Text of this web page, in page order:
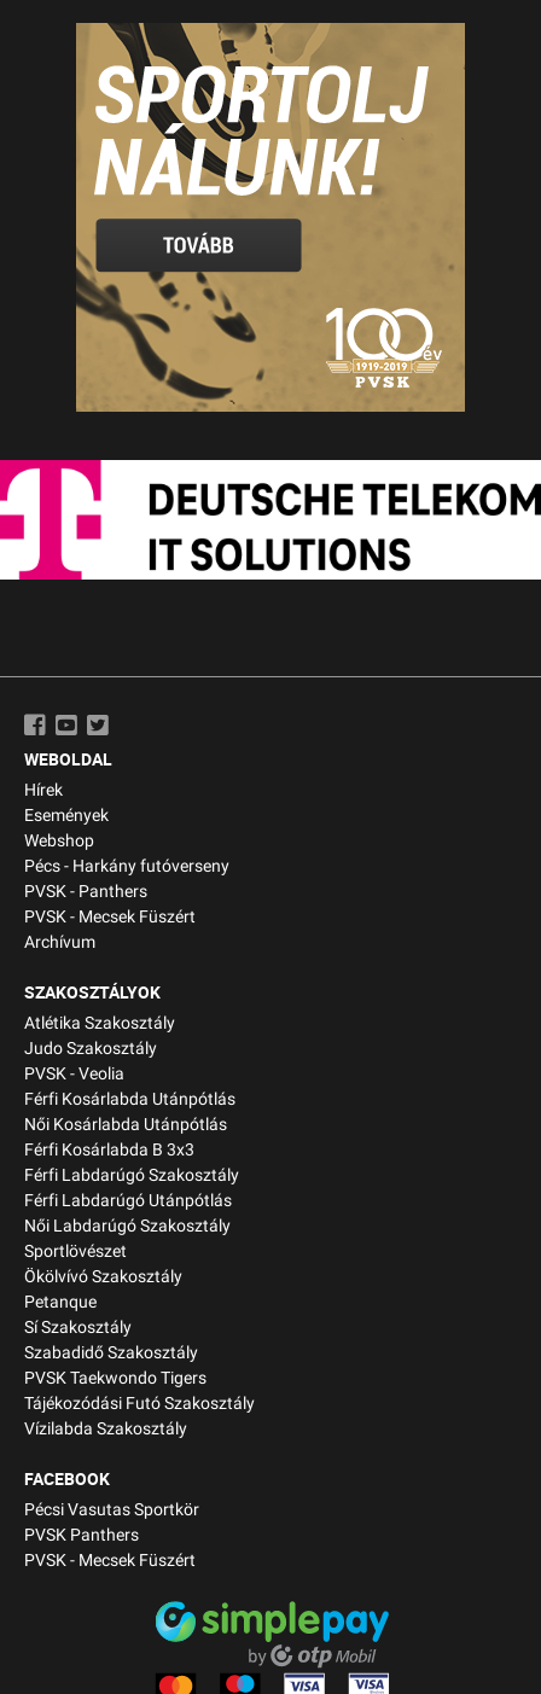
WEBOLDAL
Hírek
Események
Webshop
Pécs - Harkány futóverseny
PVSK - Panthers
PVSK - Mecsek Füszért
Archívum
SZAKOSZTÁLYOK
Atlétika Szakosztály
Judo Szakosztály
PVSK - Veolia
Férfi Kosárlabda Utánpótlás
Női Kosárlabda Utánpótlás
Férfi Kosárlabda B 3x3
Férfi Labdarúgó Szakosztály
Férfi Labdarúgó Utánpótlás
Női Labdarúgó Szakosztály
Sportlövészet
Ökölvívó Szakosztály
Petanque
Sí Szakosztály
Szabadidő Szakosztály
PVSK Taekwondo Tigers
Tájékozódási Futó Szakosztály
Vízilabda Szakosztály
FACEBOOK
Pécsi Vasutas Sportkör
PVSK Panthers
PVSK - Mecsek Füszért